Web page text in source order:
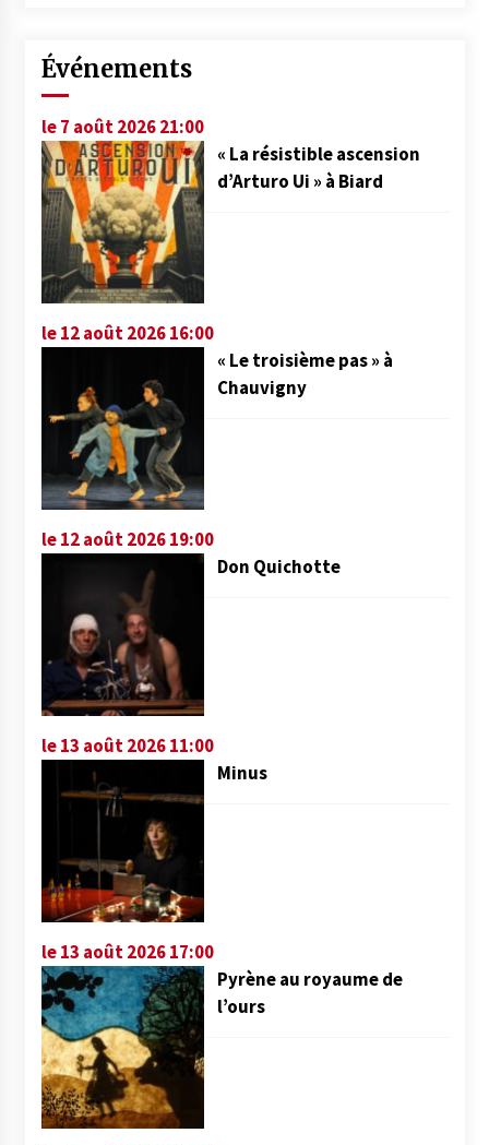
Événements
le 7 août 2026 21:00
« La résistible ascension
d’Arturo Ui » à Biard
le 12 août 2026 16:00
« Le troisième pas » à
Chauvigny
le 12 août 2026 19:00
Don Quichotte
le 13 août 2026 11:00
Minus
le 13 août 2026 17:00
Pyrène au royaume de
l’ours